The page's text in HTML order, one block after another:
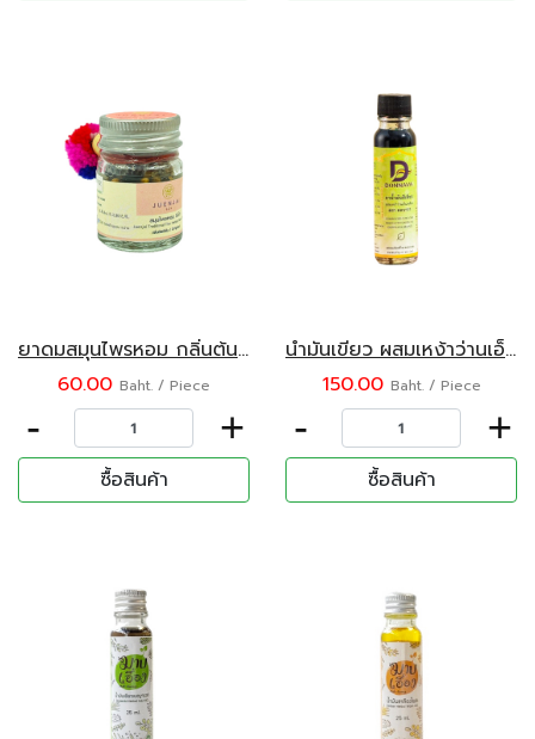
ยาดมสมุนไพรหอม กลิ่นต้นตำหรับ ตราจื่นใจ๋
60.00 Baht. / Piece
- +
ซื้อสินค้า
น้ำมันเขียว ผสมเหง้าว่านเอ็นเหลือง ตรา ดลนาวา 22 มล.
150.00 Baht. / Piece
- +
ซื้อสินค้า